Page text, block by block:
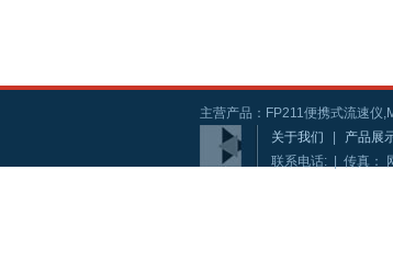
主营产品：FP211便携式流速仪
关于我们
产品展
联系电话: | 传真：